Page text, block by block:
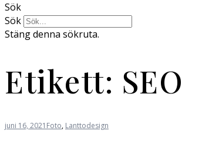
Sök
Sök
Stäng denna sökruta.
Etikett: SEO
juni 16, 2021 Foto, Lanttodesign